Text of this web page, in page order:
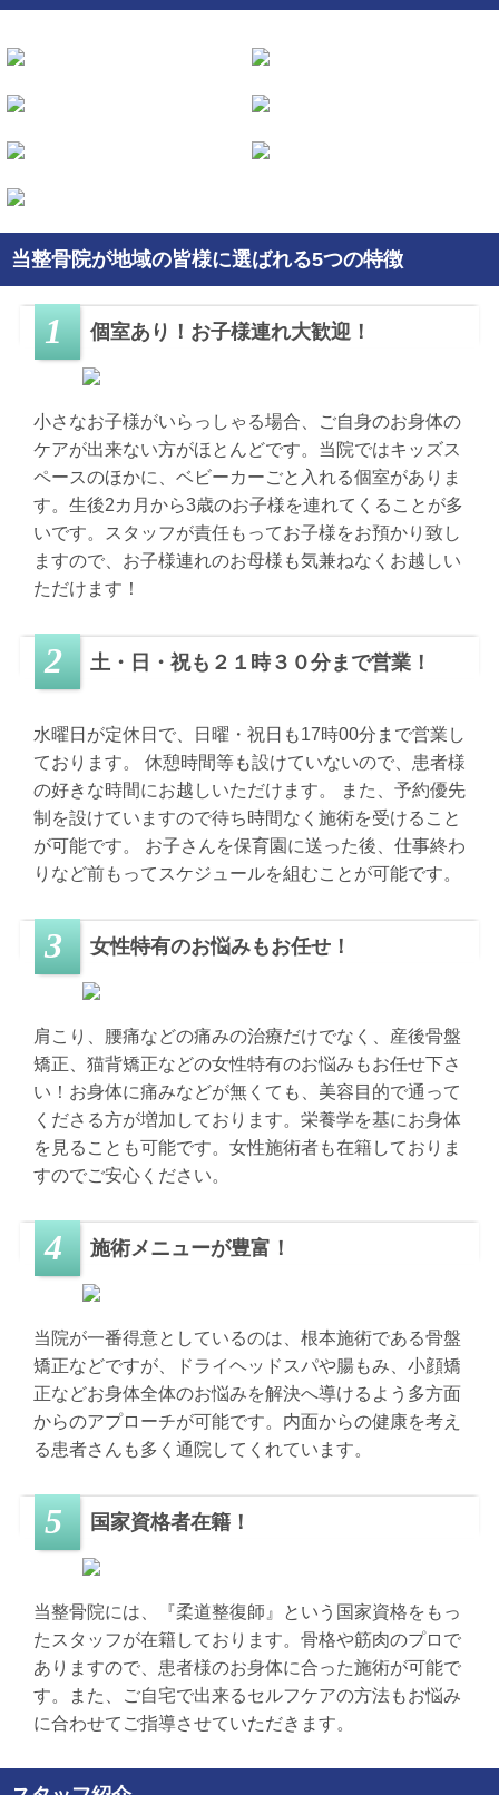
当整骨院が地域の皆様に選ばれる5つの特徴
個室あり！お子様連れ大歓迎！
小さなお子様がいらっしゃる場合、ご自身のお身体の
ケアが出来ない方がほとんどです。当院ではキッズス
ペースのほかに、ベビーカーごと入れる個室がありま
す。生後2カ月から3歳のお子様を連れてくることが多
いです。スタッフが責任もってお子様をお預かり致し
ますので、お子様連れのお母様も気兼ねなくお越しい
ただけます！
土・日・祝も２１時３０分まで営業！
水曜日が定休日で、日曜・祝日も17時00分まで営業し
ております。 休憩時間等も設けていないので、患者様
の好きな時間にお越しいただけます。 また、予約優先
制を設けていますので待ち時間なく施術を受けること
が可能です。 お子さんを保育園に送った後、仕事終わ
りなど前もってスケジュールを組むことが可能です。
女性特有のお悩みもお任せ！
肩こり、腰痛などの痛みの治療だけでなく、産後骨盤
矯正、猫背矯正などの女性特有のお悩みもお任せ下さ
い！お身体に痛みなどが無くても、美容目的で通って
くださる方が増加しております。栄養学を基にお身体
を見ることも可能です。女性施術者も在籍しておりま
すのでご安心ください。
施術メニューが豊富！
当院が一番得意としているのは、根本施術である骨盤
矯正などですが、ドライヘッドスパや腸もみ、小顔矯
正などお身体全体のお悩みを解決へ導けるよう多方面
からのアプローチが可能です。内面からの健康を考え
る患者さんも多く通院してくれています。
国家資格者在籍！
当整骨院には、『柔道整復師』という国家資格をもっ
たスタッフが在籍しております。骨格や筋肉のプロで
ありますので、患者様のお身体に合った施術が可能で
す。また、ご自宅で出来るセルフケアの方法もお悩み
に合わせてご指導させていただきます。